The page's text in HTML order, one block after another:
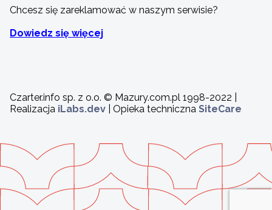
Chcesz się zareklamować w naszym serwisie?
Dowiedz się więcej
Czarter.info sp. z o.o. © Mazury.com.pl 1998-2022 |
Realizacja iLabs.dev | Opieka techniczna SiteCare